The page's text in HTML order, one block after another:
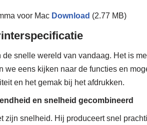
voor Mac Download (2.77 MB)
snelle wereld van vandaag. Het is
we eens kijken naar de functies en
en het gemak bij het afdrukken.
en snelheid gecombineerd
zijn snelheid. Hij produceert snel